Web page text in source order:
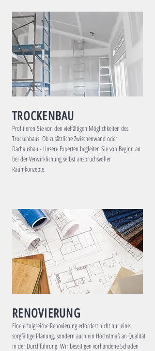
TROCKENBAU
Profitieren Sie von den vielfältigen Möglichkeiten des
Trockenbaus. Ob zusätzliche Zwischenwand oder
Dachausbau - Unsere Experten begleiten Sie von Beginn an
bei der Verwirklichung selbst anspruchsvoller
Raumkonzepte.
RENOVIERUNG
Eine erfolgreiche Renovierung erfordert nicht nur eine
sorgfältige Planung, sondern auch ein Höchstmaß an Qualität
in der Durchführung. Wir beseitigen vorhandene Schäden